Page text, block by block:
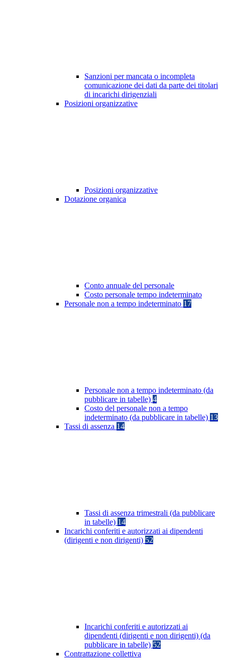
Sanzioni per mancata o incompleta
comunicazione dei dati da parte dei titolari
di incarichi dirigenziali
Posizioni organizzative
Posizioni organizzative
Dotazione organica
Conto annuale del personale
Costo personale tempo indeterminato
Personale non a tempo indeterminato 17
Personale non a tempo indeterminato (da
pubblicare in tabelle) 4
Costo del personale non a tempo
indeterminato (da pubblicare in tabelle) 13
Tassi di assenza 14
Tassi di assenza trimestrali (da pubblicare
in tabelle) 14
Incarichi conferiti e autorizzati ai dipendenti
(dirigenti e non dirigenti) 52
Incarichi conferiti e autorizzati ai
dipendenti (dirigenti e non dirigenti) (da
pubblicare in tabelle) 52
Contrattazione collettiva